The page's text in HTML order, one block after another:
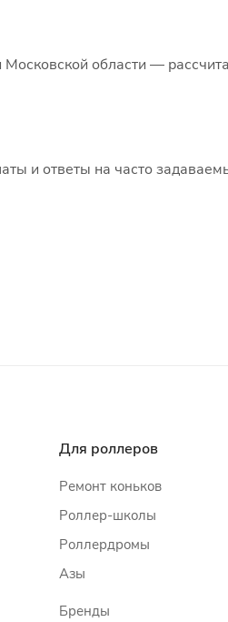
области —
и ответы на часто
Для роллеров
Ремонт коньков
Роллер-школы
Роллердромы
Азы
Бренды